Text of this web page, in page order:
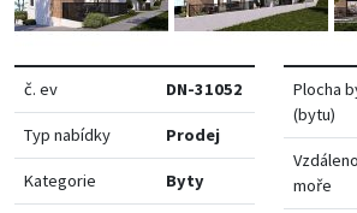
č. ev DN-31052
Typ nabídky Prodej
Kategorie Byty
Plocha
(bytu)
moře